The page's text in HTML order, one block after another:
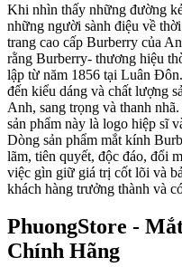
Khi nhìn thấy những đường
những người sành điệu về
trang cao cấp Burberry của
rằng Burberry- thương hiệu
lập từ năm 1856 tại Luân
đến kiểu dáng và chất lượng
Anh, sang trọng và thanh
sản phẩm này là logo hiệp sĩ
Dòng sản phẩm mắt kính
lãm, tiên quyết, độc đáo, đổi
việc gìn giữ giá trị cốt lõi và
khách hàng trưởng thành và
PhuongStore -
Chính Hãng